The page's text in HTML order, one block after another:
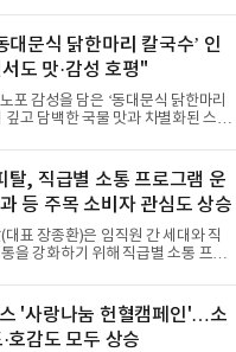
보이는 8세대 완전변경 모델로, ▲정
중심으로 완성한 파격적인 디자인 ▲
수준으로 확대된 차체 제원 ▲글로벌
성 ▲성능과 효율을 동시에 높인 주
편의 및 디지털 사양 적용 등을 통해
단의 새로운 기준을 세웠다.아반떼
1.6 하이브리드 두 가지 파워트레인
대문식 닭한마리 칼국수’ 인
도 맛·감성 호평"
포 감성을 담은 ‘동대문식 닭한마리
깊고 담백한 국물 맛과 차별화된 스토
닭한마리 칼국수’는 예상을 뛰어넘는
입어 지난 7월 13일 첫 선을 보인 지
적 판매량 50만 개를 돌파하는 성과를
제품은 개발진이 전국의 닭한마리
찾아 다니며 최적의 육수 비율을 완성
않으면서도 깊은 닭육수에 마늘의
했으며, 국물이 잘 배어들면서도 쫄
탈, 직급별 소통 프로그램 운
등 주목 소비자 관심도 상승
표 장종환)은 임직원 간 세대와 직
을 강화하기 위해 직급별 소통 프로
울 원센티널 NH농협캐피탈타워 22
고 31일 밝혔다.이번 프로그램은 경
과 2026년 새로이(e)＊가 공동 주관
부장(7.27), ▲계장·주임(7.28), ▲과
'사랑나눔 헌혈캠페인'…소
호감도 모두 상승